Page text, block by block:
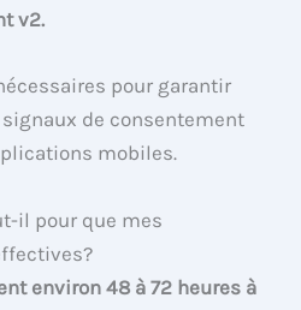
v2.
pour garantir
de consentement
mobiles.
il pour que mes
environ 48 à 72 heures à